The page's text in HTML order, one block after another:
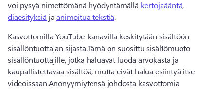
voi pysyä nimettömänä hyödyntämällä kertojaääntä,
diaesityksiä ja animoitua tekstiä.
Kasvottomilla YouTube-kanavilla keskitytään sisältöön
sisällöntuottajan sijasta.Tämä on suosittu sisältömuoto
sisällöntuottajille, jotka haluavat luoda arvokasta ja
kaupallistettavaa sisältöä, mutta eivät halua esiintyä itse
videoissaan.Anonyymiytensä johdosta kasvottomia